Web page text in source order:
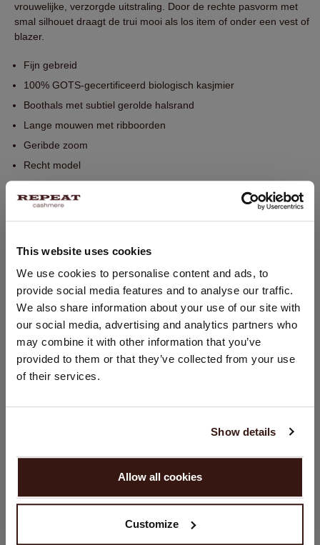
This website uses cookies
We use cookies to personalise content and ads, to
provide social media features and to analyse our traffic.
We also share information about your use of our site with
our social media, advertising and analytics partners who
may combine it with other information that you’ve
provided to them or that they’ve collected from your use
of their services.
Show details
Allow all cookies
Customize
vrouwelijke, verzorgde uitstraling. Door de rechte pasvorm met
smal silhouet draagt de trui mooi als los item of onder een vest of
blazer.
Fijn gebreid
100% GOTS-gecertificeerd biologisch kasjmier
Boothals met subtiel gerolde halsrand
Lange mouwen met ribboorden
Geribde zoom
Recht model
Smalle pasvorm
Handwas, chemisch reinigen mogelijk
100% Organisch Cashmere (GOTS-gecertificeerd)
PASVORM
WASVOORSCHRIFT
VERZENDEN & RETOURNEREN
DIT VINDT U MISSCHIEN OOK LEUK
LAND WIJZIGEN
U bezoekt Repeat cashmere vanuit Nederland (€). Wilt u uw
land wijzigen?
Verenigde Staten ($)
GA VERDER